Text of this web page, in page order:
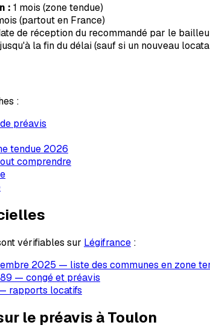
: 1 mois (zone tendue)
(partout en France)
de réception du recommandé par le
la fin du délai (sauf si un nouveau
:
préavis
tendue 2026
comprendre
vérifiables sur Légifrance :
2025 — liste des communes en zone
— congé et préavis
rapports locatifs
le préavis à Toulon